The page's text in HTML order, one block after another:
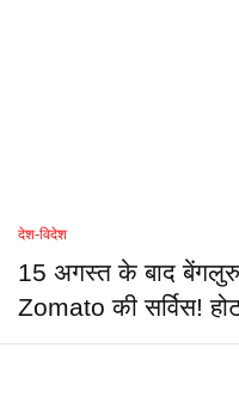
देश-विदेश
15 अगस्त के बाद
Zomato की सर्विस!